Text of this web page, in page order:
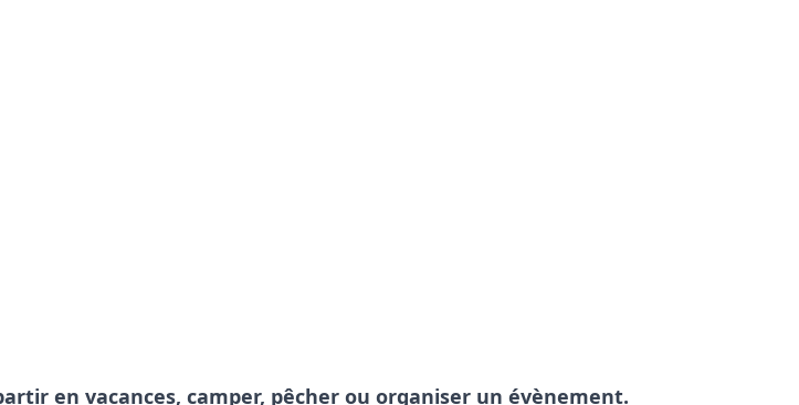
en vacances, camper, pêcher ou organiser un évènement.